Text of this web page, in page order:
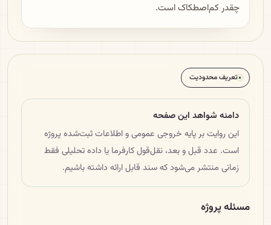
چقدر کم‌اصطکاک است.
تعریف محدودیت
دامنه شواهد این صفحه
این روایت بر پایه خروجی عمومی و اطلاعات ثبت‌شده پروژه
است. عدد قبل و بعد، نقل‌قول کارفرما یا داده تحلیلی فقط
زمانی منتشر می‌شود که سند قابل ارائه داشته باشیم.
مسئله پروژه